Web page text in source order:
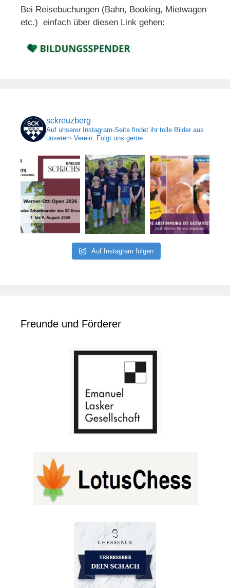
Bei Reisebuchungen (Bahn, Booking, Mietwagen
etc.) einfach über diesen Link gehen:
sckreuzberg
Auf unserer Instagram-Seite findet ihr tolle Bilder aus
unserem Verein. Folgt uns gerne.
Auf Instagram folgen
Freunde und Förderer